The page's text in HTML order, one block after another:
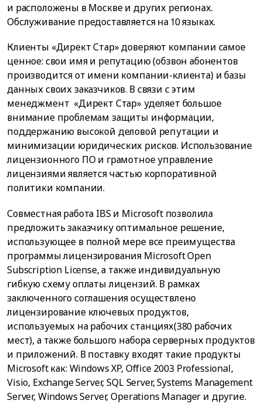
и расположены в Москве и других регионах.
Обслуживание предоставляется на 10 языках.
Клиенты «Директ Стар» доверяют компании самое
ценное: свои имя и репутацию (обзвон абонентов
производится от имени компании-клиента) и базы
данных своих заказчиков. В связи с этим
менеджмент «Директ Стар» уделяет большое
внимание проблемам защиты информации,
поддержанию высокой деловой репутации и
минимизации юридических рисков. Использование
лицензионного ПО и грамотное управление
лицензиями является частью корпоративной
политики компании.
Совместная работа IBS и Microsoft позволила
предложить заказчику оптимальное решение,
использующее в полной мере все преимущества
программы лицензирования Microsoft Open
Subscription License, а также индивидуальную
гибкую схему оплаты лицензий. В рамках
заключенного соглашения осуществлено
лицензирование ключевых продуктов,
используемых на рабочих станциях(380 рабочих
мест), а также большого набора серверных продуктов
и приложений. В поставку входят такие продукты
Microsoft как: Windows XP, Office 2003 Professional,
Visio, Exchange Server, SQL Server, Systems Management
Server, Windows Server, Operations Manager и другие.